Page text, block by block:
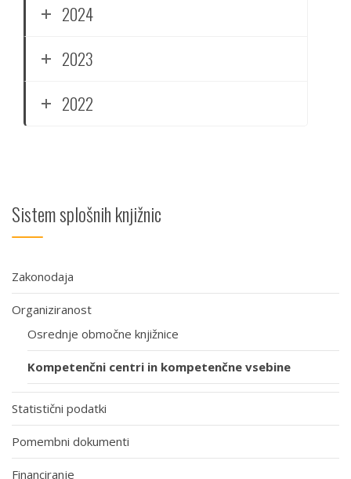
2024
2023
2022
Sistem splošnih knjižnic
Zakonodaja
Organiziranost
Osrednje območne knjižnice
Kompetenčni centri in kompetenčne vsebine
Statistični podatki
Pomembni dokumenti
Financiranje